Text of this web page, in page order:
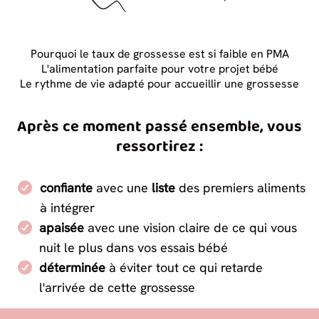
Pourquoi le taux de grossesse est si faible en PMA
L'alimentation parfaite pour votre projet bébé
Le rythme de vie adapté pour accueillir une grossesse
Après ce moment passé ensemble, vous
ressortirez :
confianteavec une listedes premiers aliments
à intégrer
apaisée avec une vision claire de ce qui vous
nuit le plus dans vos essais bébé
déterminée à éviter tout ce qui retarde
l'arrivée de cette grossesse